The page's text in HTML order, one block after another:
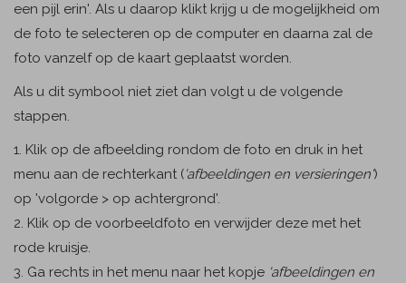
een pijl erin'. Als u daarop klikt krijg u de mogelijkheid om
de foto te selecteren op de computer en daarna zal de
foto vanzelf op de kaart geplaatst worden.
Als u dit symbool niet ziet dan volgt u de volgende
stappen.
1. Klik op de afbeelding rondom de foto en druk in het
menu aan de rechterkant ('afbeeldingen en versieringen')
op 'volgorde > op achtergrond'.
2. Klik op de voorbeeldfoto en verwijder deze met het
rode kruisje.
3. Ga rechts in het menu naar het kopje 'afbeeldingen en